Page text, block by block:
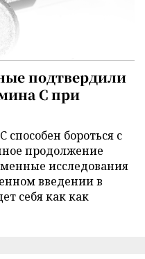
подтвердили
C при
способен бороться с
продолжение
исследования
введении в
себя как как